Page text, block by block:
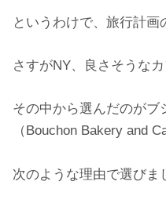
というわけで、旅行計画
さすがNY、良さそうな
その中から選んだのがブ
（Bouchon Bakery and
次のような理由で選びま